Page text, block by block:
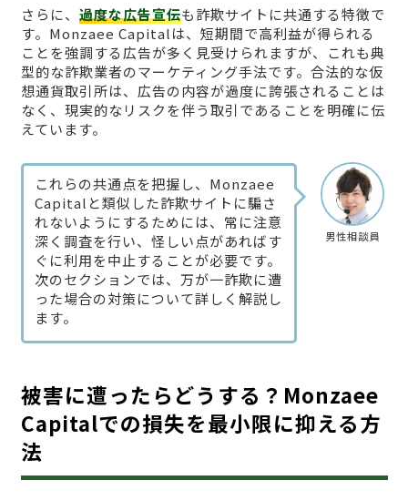
さらに、 過度な広告宣伝も詐欺サイトに共通する特徴で
す。Monzaee Capitalは、短期間で高利益が得られる
ことを強調する広告が多く見受けられますが、これも典
型的な詐欺業者のマーケティング手法です。合法的な仮
想通貨取引所は、広告の内容が過度に誇張されることは
なく、現実的なリスクを伴う取引であることを明確に伝
えています。
男性相談員
これらの共通点を把握し、Monzaee
Capitalと類似した詐欺サイトに騙さ
れないようにするためには、常に注意
深く調査を行い、怪しい点があればす
ぐに利用を中止することが必要です。
次のセクションでは、万が一詐欺に遭
った場合の対策について詳しく解説し
ます。
被害に遭ったらどうする？Monzaee
Capitalでの損失を最小限に抑える方
法